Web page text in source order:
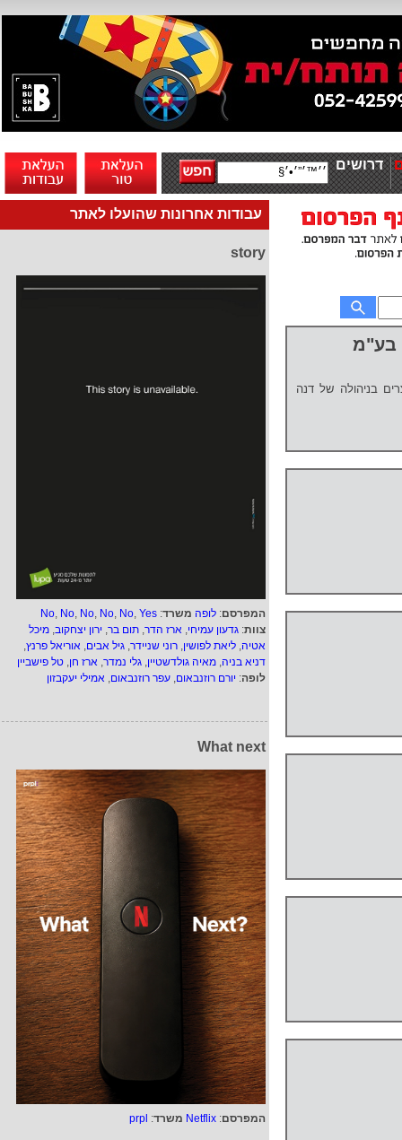
דרושים
עבודות אחרונות שהועלו לאתר
story
המפרסם: לופה משרד:
No, No, No, No, No, Yes
צוות: גדעון עמיחי, ארז הדר, תום בר, ירון יצחקוב, מיכל
אטיה, ליאת לפושין, רוני שניידר, גיל אבים, אוריאל פרנץ,
דניא בניה, מאיה גולדשטיין, גלי נמדר, ארז חן, טל פישביין
לופה: יורם רוזנבאום, עפר רוזנבאום, אמילי יעקבזון
What next
המפרסם:
Netflix משרד:
prpl
בע"מ
בניהולה של דנה